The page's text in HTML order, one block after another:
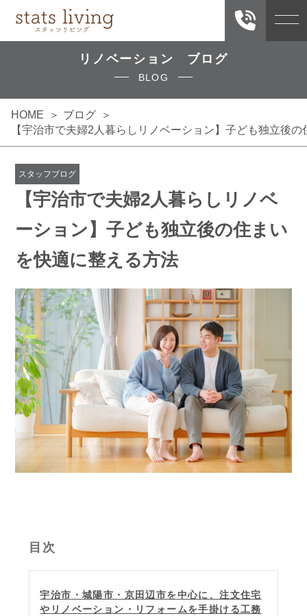
リノベーション ブログ
BLOG
HOME
ブログ
【宇治市で夫婦2人暮らしリノベーション】子ども独立後
スタッフブログ
【宇治市で夫婦2人暮らしリノベ
ーション】子ども独立後の住まい
を快適に整える方法
目次
宇治市・城陽市・京田辺市を中心に、注文住宅
やリノベーション・リフォームを手掛ける工務